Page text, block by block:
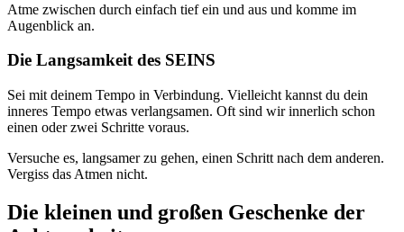
Atme zwischen durch einfach tief ein und aus und komme im
Augenblick an.
Die Langsamkeit des SEINS
Sei mit deinem Tempo in Verbindung. Vielleicht kannst du dein
inneres Tempo etwas verlangsamen. Oft sind wir innerlich schon
einen oder zwei Schritte voraus.
Versuche es, langsamer zu gehen, einen Schritt nach dem anderen.
Vergiss das Atmen nicht.
Die kleinen und großen Geschenke der